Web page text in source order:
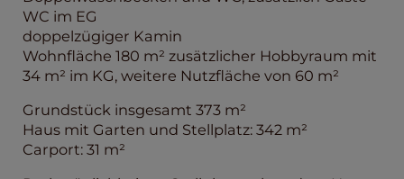
WC im EG
doppelzügiger Kamin
Wohnfläche 180 m² zusätzlicher Hobbyraum mit
34 m² im KG, weitere Nutzfläche von 60 m²
Grundstück insgesamt 373 m²
Haus mit Garten und Stellplatz: 342 m²
Carport: 31 m²